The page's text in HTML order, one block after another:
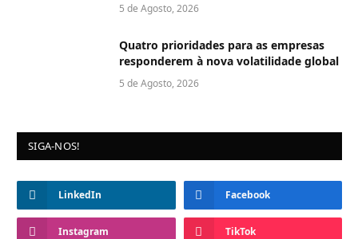
5 de Agosto, 2026
Quatro prioridades para as empresas
responderem à nova volatilidade global
5 de Agosto, 2026
SIGA-NOS!
LinkedIn Facebook
Instagram TikTok